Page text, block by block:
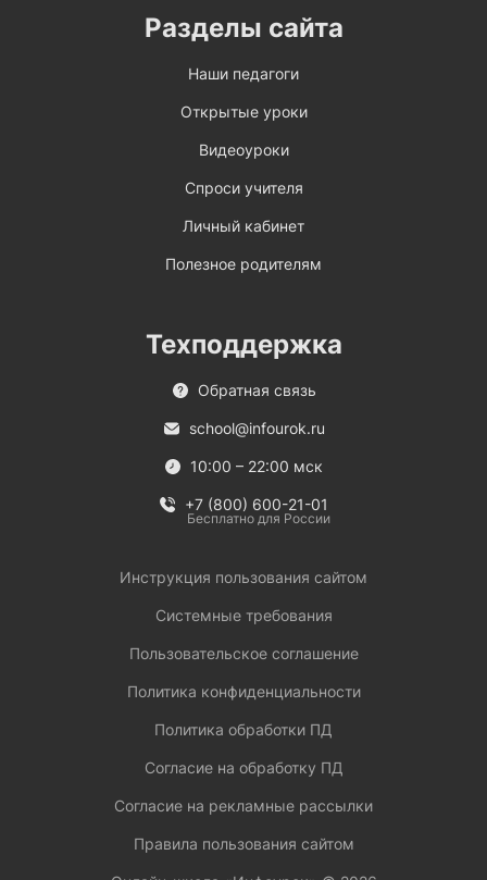
Разделы сайта
Наши педагоги
Открытые уроки
Видеоуроки
Спроси учителя
Личный кабинет
Полезное родителям
Техподдержка
Обратная связь
school@infourok.ru
10:00 – 22:00 мск
+7 (800) 600-21-01
Бесплатно для России
Инструкция пользования сайтом
Системные требования
Пользовательское соглашение
Политика конфиденциальности
Политика обработки ПД
Согласие на обработку ПД
Согласие на рекламные рассылки
Правила пользования сайтом